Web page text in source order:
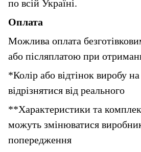
по всій Україні.
Оплата
Можлива оплата
або післяплатою при
*Колір або відтінок виробу
відрізнятися від реального
**Характеристики та
можуть змінюватися
попередження